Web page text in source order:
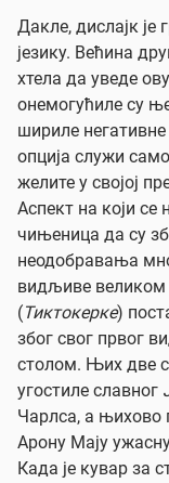
Дакле, дислајк је
језику. Већина
хтела да уведе
онемогућиле су
шириле негативне
опција служи
желите у својој
Аспект на који
чињеница да су
неодобравања
видљиве великом
(Тиктокерке)
због свог првог
столом. Њих две
угостиле славног
Чарлса, а њихово
Арону Мају
Када је кувар за